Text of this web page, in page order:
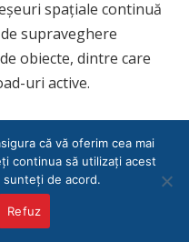
spațiale continuă
supraveghere
obiecte, dintre care
uri active.
de mii de sateliți are
coordonare și
nu este doar o
Poate deveni un
că vă oferim cea mai
continua să utilizați acest
de acord.
Refuz